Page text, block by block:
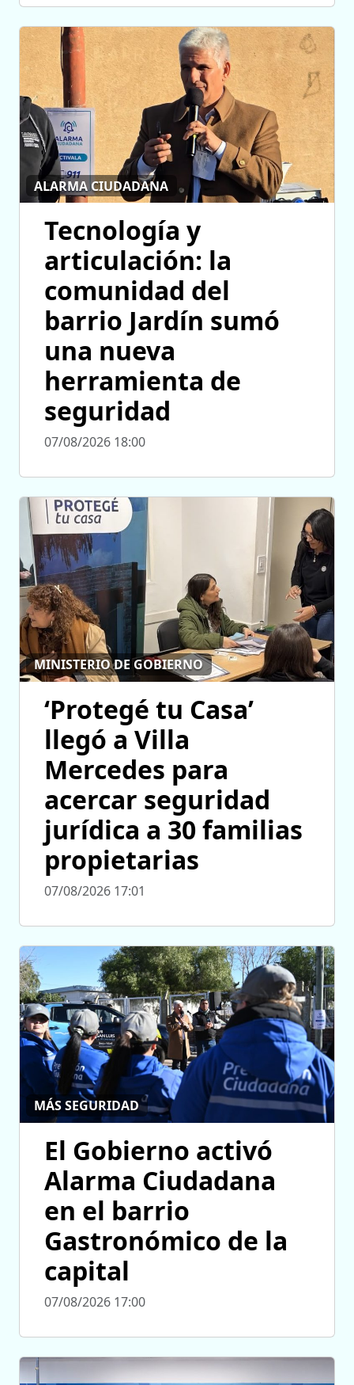
ALARMA CIUDADANA
Tecnología y
articulación: la
comunidad del
barrio Jardín sumó
una nueva
herramienta de
seguridad
07/08/2026 18:00
MINISTERIO DE GOBIERNO
‘Protegé tu Casa’
llegó a Villa
Mercedes para
acercar seguridad
jurídica a 30 familias
propietarias
07/08/2026 17:01
MÁS SEGURIDAD
El Gobierno activó
Alarma Ciudadana
en el barrio
Gastronómico de la
capital
07/08/2026 17:00